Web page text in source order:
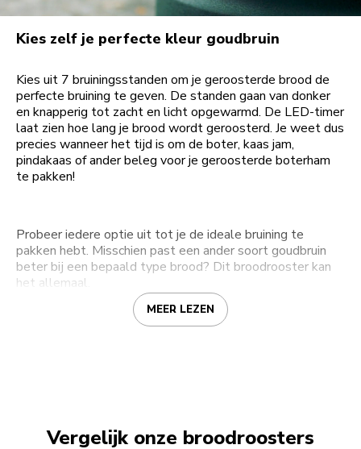
Kies zelf je perfecte kleur goudbruin
Kies uit 7 bruiningsstanden om je geroosterde brood de
perfecte bruining te geven. De standen gaan van donker
en knapperig tot zacht en licht opgewarmd. De LED-timer
laat zien hoe lang je brood wordt geroosterd. Je weet dus
precies wanneer het tijd is om de boter, kaas jam,
pindakaas of ander beleg voor je geroosterde boterham
te pakken!
Probeer iedere optie uit tot je de ideale bruining te
pakken hebt. Misschien past een ander soort goudbruin
beter bij een bepaald type brood? Dit broodrooster kan
het allemaal.
MEER LEZEN
Vergelijk onze broodroosters